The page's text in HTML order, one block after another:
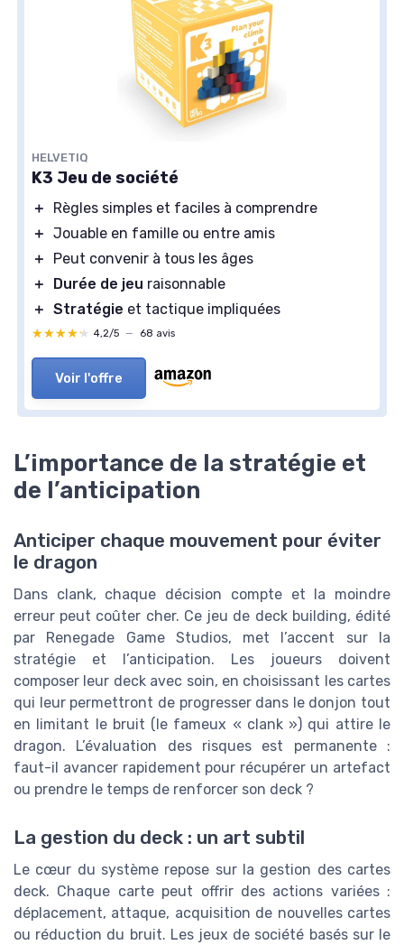
HELVETIQ
K3 Jeu de société
＋
Règles simples et faciles à comprendre
＋ Jouable en famille ou entre amis
＋
Peut convenir à tous les âges
＋
Durée de jeu raisonnable
＋ Stratégie et tactique impliquées
★★★★★
★★★★★ 4,2/5 — 68 avis
Voir l'offre
L’importance de la stratégie et
de l’anticipation
Anticiper chaque mouvement pour éviter
le dragon
Dans clank, chaque décision compte et la moindre
erreur peut coûter cher. Ce jeu de deck building, édité
par Renegade Game Studios, met l’accent sur la
stratégie et l’anticipation. Les joueurs doivent
composer leur deck avec soin, en choisissant les cartes
qui leur permettront de progresser dans le donjon tout
en limitant le bruit (le fameux « clank ») qui attire le
dragon. L’évaluation des risques est permanente :
faut-il avancer rapidement pour récupérer un artefact
ou prendre le temps de renforcer son deck ?
La gestion du deck : un art subtil
Le cœur du système repose sur la gestion des cartes
deck. Chaque carte peut offrir des actions variées :
déplacement, attaque, acquisition de nouvelles cartes
ou réduction du bruit. Les jeux de société basés sur le